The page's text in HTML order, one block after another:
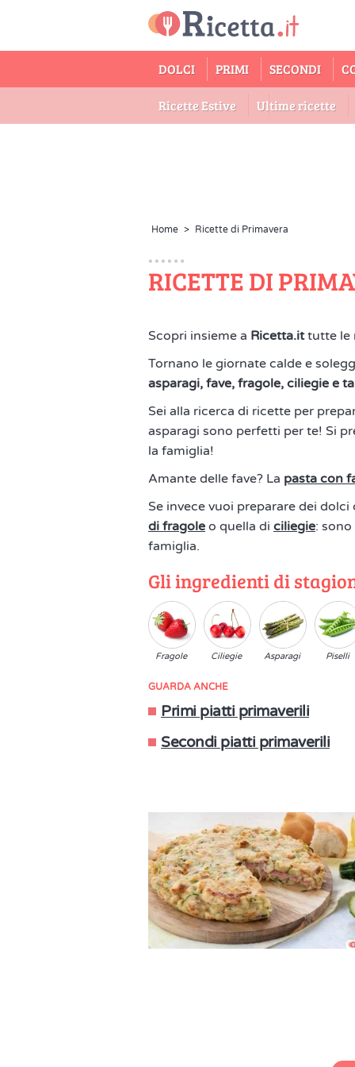
DOLCI PRIMI SECONDI
Ricette Estive Ultime ricette
Home > Ricette di Primavera
RICETTE DI
Scopri insieme a Ricetta.ittutte le
Tornano le giornate calde e
asparagi, fave, fragole, ciliegie e
Sei alla ricerca di ricette per
asparagi sono perfetti per te! Si
la famiglia!
Amante delle fave? La pasta con
Se invece vuoi preparare dei
di fragole o quella di ciliegie:
famiglia.
Gli ingredienti di
Fragole Ciliegie Asparagi Piselli
GUARDA ANCHE
Primi piatti primaverili
Secondi piatti primaverili